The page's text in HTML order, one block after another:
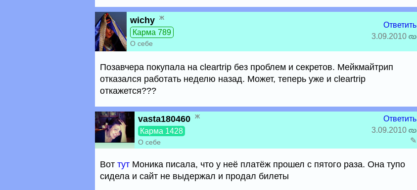
wichy ж
Карма 789
О себе
Ответить
3.09.2010
Позавчера покупала на cleartrip без проблем и секретов. Мейкмайтрип
отказался работать неделю назад. Может, теперь уже и cleartrip
откажется???
vasta180460 ж
Карма 1428
О себе
Ответить
3.09.2010
✎
Вот тут Моника писала, что у неё платёж прошел с пятого раза. Она тупо
сидела и сайт не выдержал и продал билеты